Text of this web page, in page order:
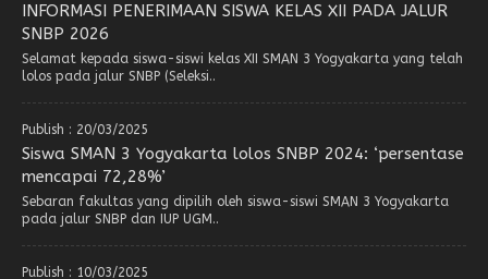
INFORMASI PENERIMAAN SISWA KELAS XII PADA JALUR
SNBP 2026
Selamat kepada siswa-siswi kelas XII SMAN 3 Yogyakarta yang telah
lolos pada jalur SNBP (Seleksi..
Publish : 20/03/2025
Siswa SMAN 3 Yogyakarta lolos SNBP 2024: ‘persentase
mencapai 72,28%’
Sebaran fakultas yang dipilih oleh siswa-siswi SMAN 3 Yogyakarta
pada jalur SNBP dan IUP UGM..
Publish : 10/03/2025